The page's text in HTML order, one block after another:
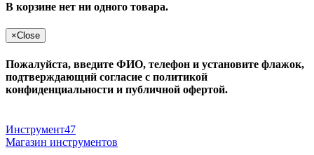
В корзине нет ни одного товара.
×Close
Пожалуйста, введите ФИО, телефон и установите флажок,
подтверждающий согласие с политикой
конфиденциальности и публичной офертой.
Инструмент47
Магазин инструментов